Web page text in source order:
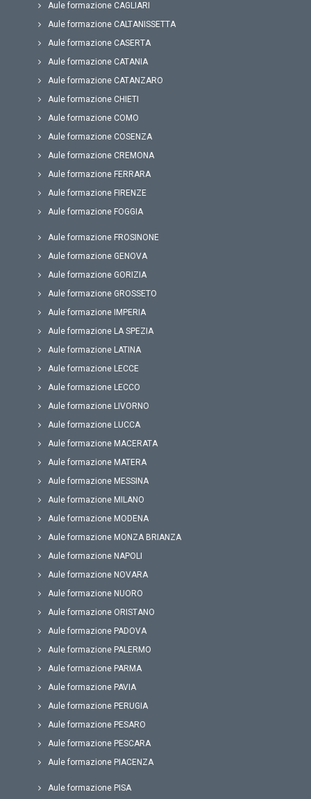
Aule formazione CAGLIARI
Aule formazione CALTANISSETTA
Aule formazione CASERTA
Aule formazione CATANIA
Aule formazione CATANZARO
Aule formazione CHIETI
Aule formazione COMO
Aule formazione COSENZA
Aule formazione CREMONA
Aule formazione FERRARA
Aule formazione FIRENZE
Aule formazione FOGGIA
Aule formazione FROSINONE
Aule formazione GENOVA
Aule formazione GORIZIA
Aule formazione GROSSETO
Aule formazione IMPERIA
Aule formazione LA SPEZIA
Aule formazione LATINA
Aule formazione LECCE
Aule formazione LECCO
Aule formazione LIVORNO
Aule formazione LUCCA
Aule formazione MACERATA
Aule formazione MATERA
Aule formazione MESSINA
Aule formazione MILANO
Aule formazione MODENA
Aule formazione MONZA BRIANZA
Aule formazione NAPOLI
Aule formazione NOVARA
Aule formazione NUORO
Aule formazione ORISTANO
Aule formazione PADOVA
Aule formazione PALERMO
Aule formazione PARMA
Aule formazione PAVIA
Aule formazione PERUGIA
Aule formazione PESARO
Aule formazione PESCARA
Aule formazione PIACENZA
Aule formazione PISA